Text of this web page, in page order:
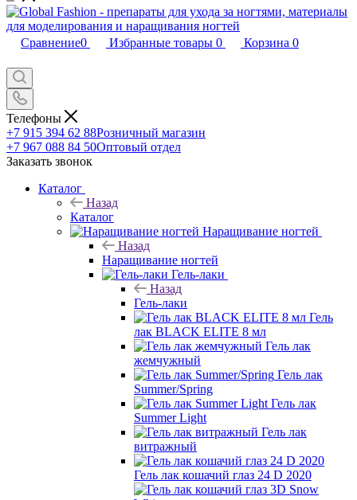
Сравнение0 Избранные товары 0 Корзина 0
Телефоны
+7 915 394 62 88Розничный магазин
+7 967 088 84 50Оптовый отдел
Заказать звонок
Каталог
Назад
Каталог
Наращивание ногтей
Назад
Наращивание ногтей
Гель-лаки
Назад
Гель-лаки
Гель
лак BLACK ELITE 8 мл
Гель лак
жемчужный
Гель лак
Summer/Spring
Гель лак
Summer Light
Гель лак
витражный
Гель лак кошачий глаз 24 D 2020